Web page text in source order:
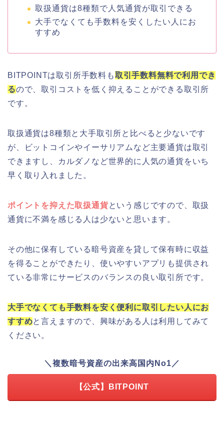
取扱通貨は8種類で人気通貨が取引できる
大手でなくても手数料を安くしたい人にお
すすめ
BITPOINTは取引所手数料も取引手数料無料で利用でき
るので、取引コストを低く抑えることができる取引所
です。
取扱通貨は8種類と大手取引所と比べると少ないです
が、ビットコインやイーサリアムなど主要通貨は取引
できますし、カルダノなど世界的に人気の通貨をいち
早く取り入れました。
ポイントを抑えた取扱通貨という感じですので、取扱
通貨に不満を感じる人は少ないと思います。
その他に保有している暗号資産を貸して保有時に収益
を得ることができたり、使いやすいアプリも提供され
ている非常にサービスのバランスの良い取引所です。
大手でなくても手数料を安く便利に取引したい人にお
すすめと言えますので、興味がある人は利用してみて
ください。
＼複数暗号資産の出来高国内No1／
【公式】BITPOINT